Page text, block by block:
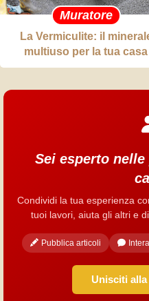
Muratore
La Vermiculite: il
multiuso per la tua casa
Sei esperto
Condividi la tua esperienza
tuoi lavori, aiuta gli altri e
Pubblica articoli
Unisciti